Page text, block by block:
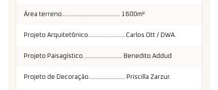
Área terreno........................................ 1600m²
Projeto Arquitetônico......................... Carlos Ott / DWA.
Projeto Paisagístico........................... Benedito Addud
Projeto de Decoração......................... Priscilla Zarzur.